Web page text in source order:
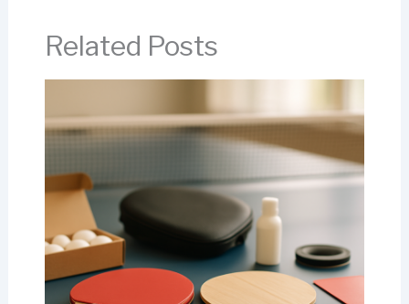
Related Posts